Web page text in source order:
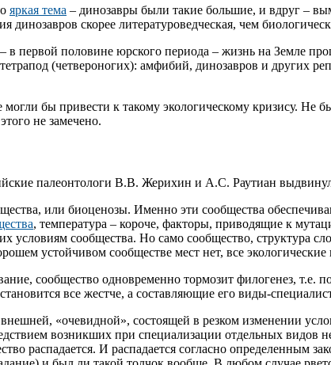
яркая тема – динозавры были такие большие, и вдруг –
скорее литературоведческая, чем
первой половине юрского периода – жизнь на Земле
(четвероногих): амфибий, динозавров и других
бы привести к такому экологическому кризису. Не
не замечено.
палеонтологи В.В. Жерихин и А.С. Раутиан
или биоценозы. Именно эти сообщества
, температура – короче, факторы, приводящие к
сообщества. Но само сообщество, структура
устойчивом сообществе мест нет, все
сообщество одновременно тормозит филогенез, т.е.
все жестче, а составляющие его виды-
«очевидной», состоящей в резком изменении
возникших при специализации отдельных видов
распадается. И распадается согласно определенным